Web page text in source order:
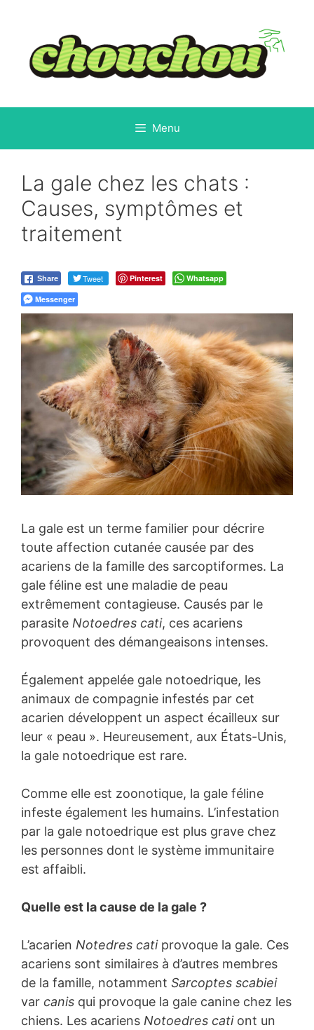
contenu
Menu
La gale chez les chats :
Causes, symptômes et
traitement
Share Tweet Pinterest
Whatsapp
Messenger
La gale est un terme familier pour décrire
toute affection cutanée causée par des
acariens de la famille des sarcoptiformes. La
gale féline est une maladie de peau
extrêmement contagieuse. Causés par le
parasite Notoedres cati, ces acariens
provoquent des démangeaisons intenses.
Également appelée gale notoedrique, les
animaux de compagnie infestés par cet
acarien développent un aspect écailleux sur
leur « peau ». Heureusement, aux États-Unis,
la gale notoedrique est rare.
Comme elle est zoonotique, la gale féline
infeste également les humains. L’infestation
par la gale notoedrique est plus grave chez
les personnes dont le système immunitaire
est affaibli.
Quelle est la cause de la gale ?
L’acarien Notedres cati provoque la gale. Ces
acariens sont similaires à d’autres membres
de la famille, notamment Sarcoptes scabiei
var canis qui provoque la gale canine chez les
chiens. Les acariens Notoedres cati ont un